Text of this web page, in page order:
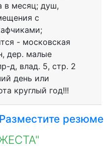
в месяц; душ,
с
- московская
дер. малые
д, влад. 5, стр. 2
день или
круглый год!!!
Разместите резюме